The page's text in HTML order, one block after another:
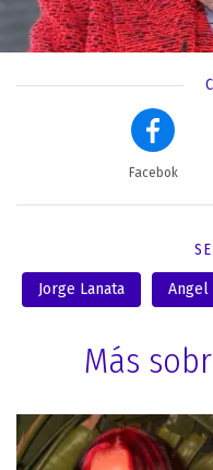
Facebok
Jorge Lanata Angel
Más